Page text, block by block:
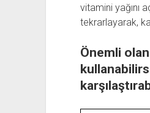
vitamini yağını
tekrarlayarak,
Önemli